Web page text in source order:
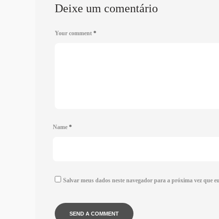
Deixe um comentário
Your comment *
Name *
Salvar meus dados neste navegador para a próxima vez que